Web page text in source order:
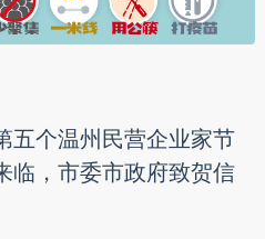
五个温州民营企业家节
临，市委市政府致贺信